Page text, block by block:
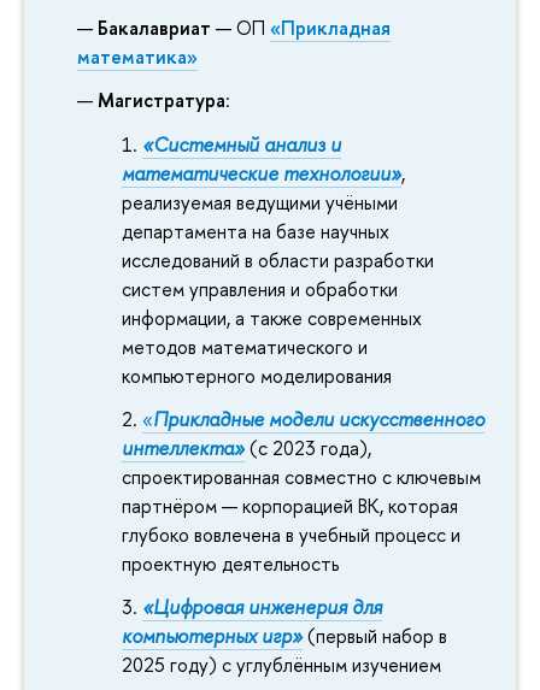
Бакалавриат — ОП«Прикладная
математика»
Магистратура:
«Системный анализ и
математические технологии»,
реализуемая ведущими учёными
департамента на базе научных
исследований в области разработки
систем управления и обработки
информации, а также современных
методов математического и
компьютерного моделирования
«Прикладные модели искусственного
интеллекта»(с 2023 года),
спроектированная совместно с ключевым
партнёром — корпорацией ВК, которая
глубоко вовлечена в учебный процесс и
проектную деятельность
«Цифровая инженерия для
компьютерных игр»(первый набор в
2025 году) с углублённым изучением